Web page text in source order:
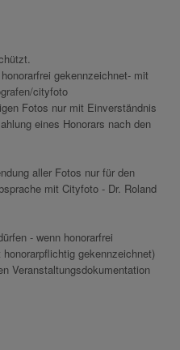
gekennzeichnet- mit
cityfoto
Fotos nur mit Einverständnis
eines Honorars nach den
aller Fotos nur für den
mit Cityfoto - Dr. Roland
- wenn honorarfrei
gekennzeichnet)
Veranstaltungsdokumentation